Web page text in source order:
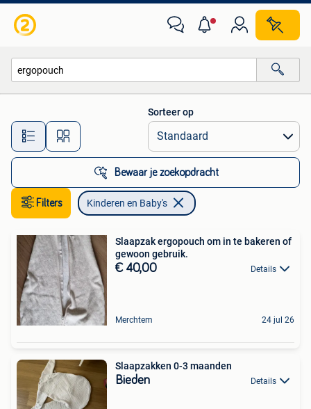
Alle afstanden…
Sorteer op
Bewaar je zoekopdracht
Filters Kinderen en Baby's
Slaapzak ergopouch om in te bakeren of
gewoon gebruik.
€ 40,00 Details
Merchtem 24 jul 26
Slaapzakken 0-3 maanden
Bieden Details